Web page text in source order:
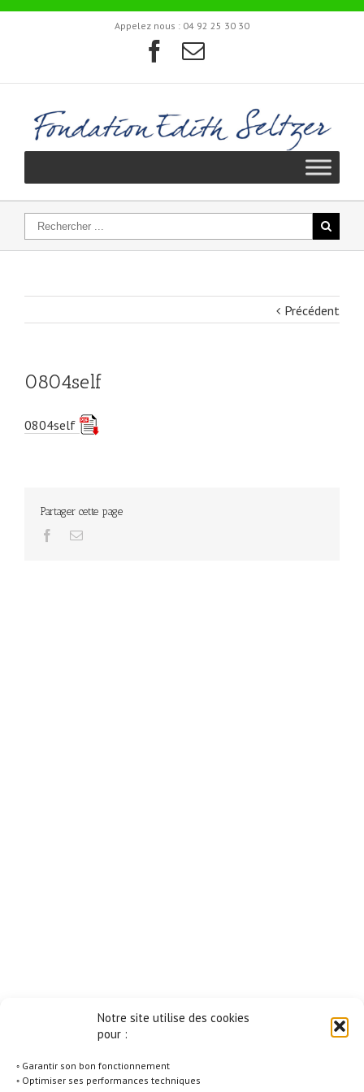
Notre site utilise des cookies
pour :
◦ Garantir son bon fonctionnement
◦ Optimiser ses performances techniques
Appelez nous : 04 92 25 30 30
Précédent
0804self
0804self
Partager cette page